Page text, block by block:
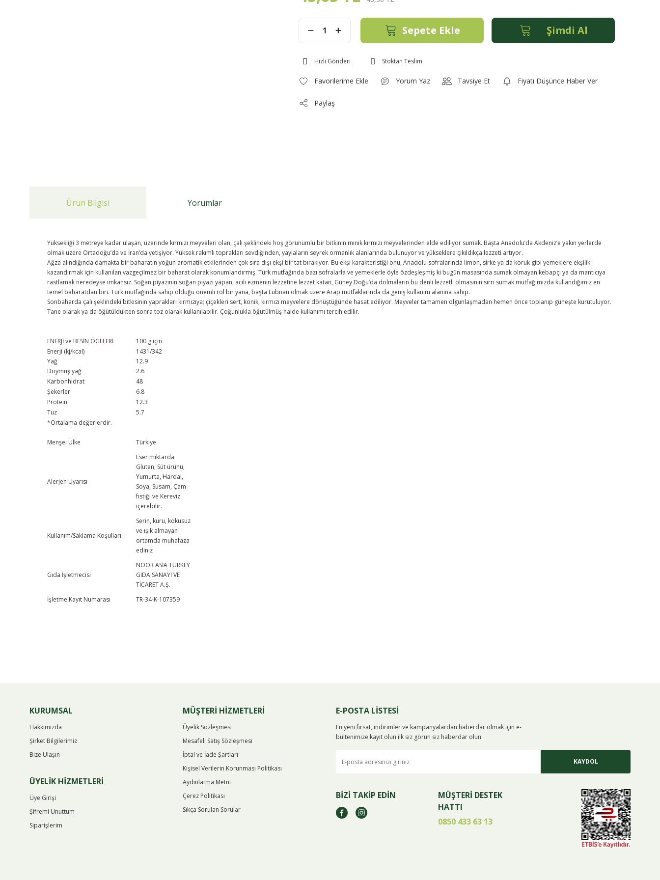
Sepete Ekle Şimdi Al
Hızlı Gönderi Stoktan Teslim
Yorum Yaz Tavsiye Et Fiyatı Düşünce Haber Ver
Paylaş
Ürün Bilgisi Yorumlar
Yüksekliği 3 metreye kadar ulaşan, üzerinde kırmızı meyveleri olan, çalı şeklindeki hoş görünümlü bir bitkinin minik kırmızı meyvelerinden elde ediliyor sumak. Başta Anadolu’da Akdeniz’e yakın yerlerde
olmak üzere Ortadoğu’da ve İran’da yetişiyor. Yüksek rakımlı toprakları sevdiğinden, yaylaların seyrek ormanlık alanlarında bulunuyor ve yükseklere çıkıldıkça lezzeti artıyor.
Ağza alındığında damakta bir baharatın yoğun aromatik etkilerinden çok sıra dışı ekşi bir tat bırakıyor. Bu ekşi karakteristiği onu, Anadolu sofralarında limon, sirke ya da koruk gibi yemeklere ekşilik
kazandırmak için kullanılan vazgeçilmez bir baharat olarak konumlandırmış. Türk mutfağında bazı sofralarla ve yemeklerle öyle özdeşleşmiş ki bugün masasında sumak olmayan kebapçı ya da mantıcıya
rastlamak neredeyse imkansız. Soğan piyazının soğan piyazı yapan, acılı ezmenin lezzetine lezzet katan, Güney Doğu’da dolmaların bu denli lezzetli olmasının sırrı sumak mutfağımızda kullandığımız en
temel baharatdan biri. Türk mutfağında sahip olduğu önemli rol bir yana, başta Lübnan olmak üzere Arap mutfaklarında da geniş kullanım alanına sahip.
Sonbaharda çalı şeklindeki bitkisinin yaprakları kırmızıya; çiçekleri sert, konik, kırmızı meyvelere dönüştüğünde hasat ediliyor. Meyveler tamamen olgunlaşmadan hemen önce toplanıp güneşte kurutuluyor.
Tane olarak ya da öğütüldükten sonra toz olarak kullanılabilir. Çoğunlukla öğütülmüş halde kullanımı tercih edilir.
ENERJİ ve BESİN ÖGELERİ
100 g için
Enerji (kj/kcal)
1431/342
Yağ
12.9
Doymuş yağ
2.6
Karbonhidrat
48
Şekerler
6.8
Protein
12.3
Tuz
5.7
*Ortalama değerlerdir.
Menşei Ülke Türkiye
Alerjen Uyarısı
Eser miktarda
Gluten, Süt ürünü,
Yumurta, Hardal,
Soya, Susam, Çam
fıstığı ve Kereviz
içerebilir.
Kullanım/Saklama Koşulları
Serin, kuru, kokusuz
ve ışık almayan
ortamda muhafaza
ediniz
Gıda İşletmecisi
NOOR ASİA TURKEY
GIDA SANAYİ VE
TİCARET A.Ş.
İşletme Kayıt Numarası
TR-34-K-107359
KURUMSAL
Hakkımızda
Şirket Bilgilerimiz
Bize Ulaşın
ÜYELİK HİZMETLERİ
Üye Girişi
Şifremi Unuttum
Siparişlerim
MÜŞTERİ HİZMETLERİ
Üyelik Sözleşmesi
Mesafeli Satış Sözleşmesi
İptal ve İade Şartları
Kişisel Verilerin Korunması Politikası
Aydınlatma Metni
Çerez Politikası
Sıkça Sorulan Sorular
E-POSTA LİSTESİ
En yeni fırsat, indirimler ve kampanyalardan haberdar olmak için e-
bültenimize kayıt olun ilk siz görün siz haberdar olun.
KAYDOL
BİZİ TAKİP EDİN
MÜŞTERİ DESTEK
HATTI
0850 433 63 13